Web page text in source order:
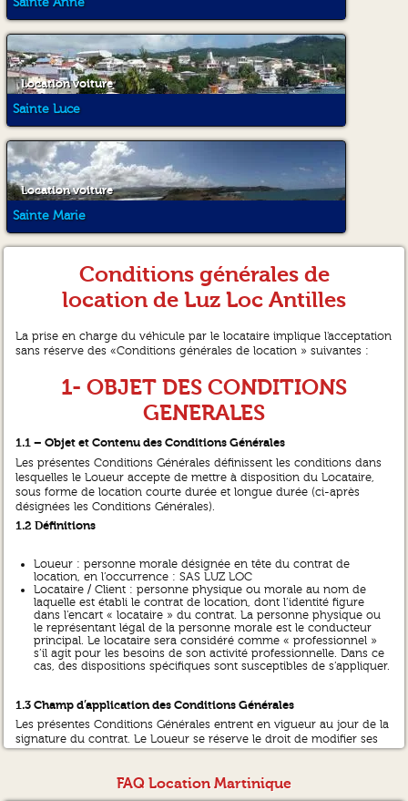
Location voiture
Sainte Luce
Location voiture
Sainte Marie
Conditions générales de
location de Luz Loc Antilles
La prise en charge du véhicule par le locataire implique l'acceptation
sans réserve des «Conditions générales de location » suivantes :
1- OBJET DES CONDITIONS
GENERALES
1.1 – Objet et Contenu des Conditions Générales
Les présentes Conditions Générales définissent les conditions dans
lesquelles le Loueur accepte de mettre à disposition du Locataire,
sous forme de location courte durée et longue durée (ci-après
désignées les Conditions Générales).
1.2 Définitions
Loueur : personne morale désignée en tête du contrat de
location, en l’occurrence : SAS LUZ LOC
Locataire / Client : personne physique ou morale au nom de
laquelle est établi le contrat de location, dont l’identité figure
dans l’encart « locataire » du contrat. La personne physique ou
le représentant légal de la personne morale est le conducteur
principal. Le locataire sera considéré comme « professionnel »
s’il agit pour les besoins de son activité professionnelle. Dans ce
cas, des dispositions spécifiques sont susceptibles de s’appliquer.
1.3 Champ d’application des Conditions Générales
Les présentes Conditions Générales entrent en vigueur au jour de la
signature du contrat. Le Loueur se réserve le droit de modifier ses
Conditions Générales à tout moment. Toutefois, ces modifications
FAQ Location Martinique